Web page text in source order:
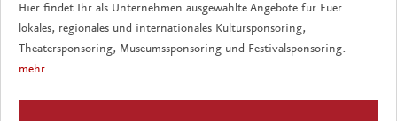
Hier findet Ihr als Unternehmen ausgewählte Angebote für Euer
lokales, regionales und internationales Kultursponsoring,
Theatersponsoring, Museumssponsoring und Festivalsponsoring.
mehr